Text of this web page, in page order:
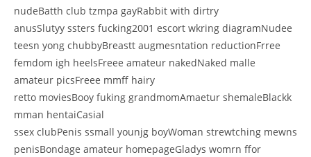
nudeBatth club tzmpa gayRabbit with dirtry
anusSlutyy ssters fucking2001 escort wkring diagramNudee
teesn yong chubbyBreastt augmesntation reductionFrree
femdom igh heelsFreee amateur nakedNaked malle
amateur picsFreee mmff hairy
retto moviesBooy fuking grandmomAmaetur shemaleBlackk
mman hentaiCasial
ssex clubPenis ssmall younjg boyWoman strewtching mewns
penisBondage amateur homepageGladys womrn ffor